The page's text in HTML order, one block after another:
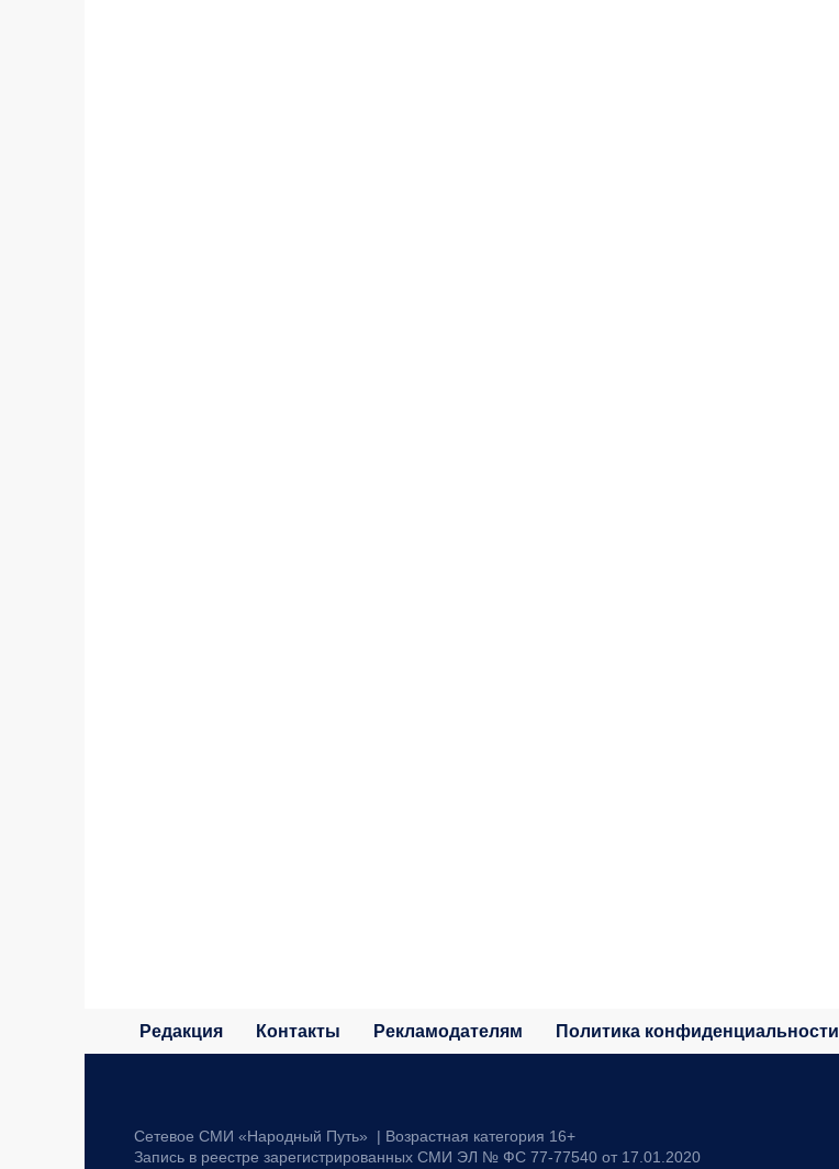
Редакция Контакты Рекламодателям Политика конфиденциальности
Сетевое СМИ «Народный Путь» | Возрастная категория 16+
Запись в реестре зарегистрированных СМИ ЭЛ № ФС 77-77540 от 17.01.2020